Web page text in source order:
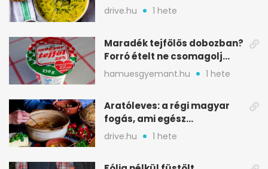
savanykás levese
drive.hu 1 hete
Maradék tejfölös dobozban?
Forró ételt ne csomagolj
ilyen tégelybe
hamuesgyemant.hu 1 hete
Aratóleves: a régi magyar
fogás, ami egész
csapatokat jóllakatott
drive.hu 1 hete